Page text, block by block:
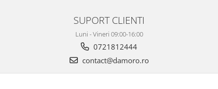
SUPORT CLIENTI
Luni - Vineri 09:00-16:00
0721812444
contact@damoro.ro